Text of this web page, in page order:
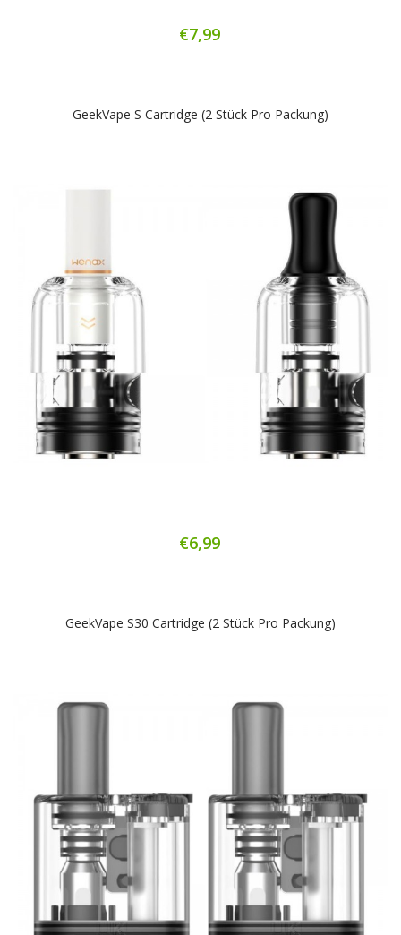
€7,99
GeekVape S Cartridge (2 Stück Pro Packung)
€6,99
GeekVape S30 Cartridge (2 Stück Pro Packung)